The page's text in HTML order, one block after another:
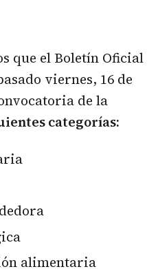
que el Boletín Oficial
viernes, 16 de
de la
categorías:
alimentaria